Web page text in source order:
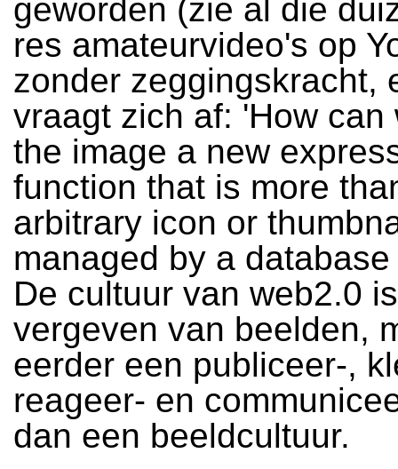
geworden (zie al die
res amateurvideo's op
zonder zeggingskracht,
vraagt zich af: 'How can
the image a new
function that is more
arbitrary icon or
managed by a
De cultuur van web2.0
vergeven van beelden,
eerder een publiceer-,
reageer- en
dan een beeldcultuur.